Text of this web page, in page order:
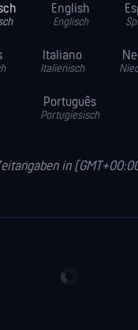
English
Englisch
Italiano
Italienisch
Português
Portugiesisch
in